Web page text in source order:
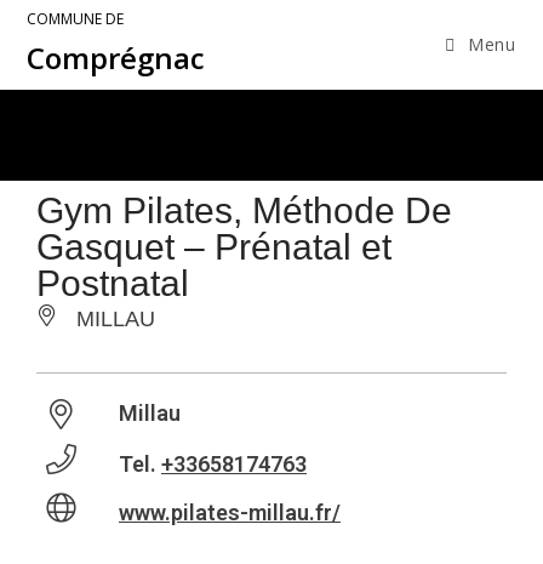
COMMUNE DE
Comprégnac Menu
Gym Pilates, Méthode De
Gasquet – Prénatal et
Postnatal
MILLAU
Millau
Tel. +33658174763
www.pilates-millau.fr/